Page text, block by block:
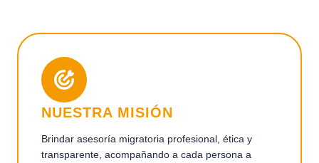
NUESTRA MISIÓN
Brindar asesoría migratoria profesional, ética y
transparente, acompañando a cada persona a